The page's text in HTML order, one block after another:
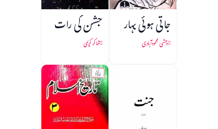
جاتی ہوئی بہار
وحشی محمودآبادی
جشن کی رات
شاکر کریمی